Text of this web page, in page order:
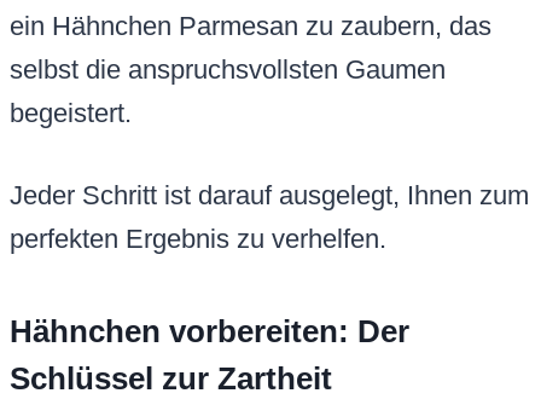
ein Hähnchen Parmesan zu zaubern, das
selbst die anspruchsvollsten Gaumen
begeistert.
Jeder Schritt ist darauf ausgelegt, Ihnen zum
perfekten Ergebnis zu verhelfen.
Hähnchen vorbereiten: Der
Schlüssel zur Zartheit